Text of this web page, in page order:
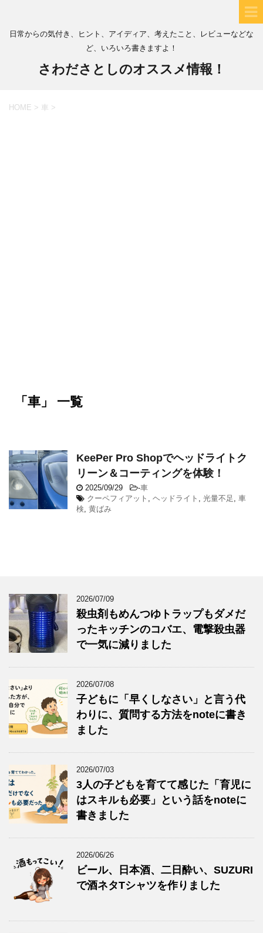
日常からの気付き、ヒント、アイディア、考えたこと、レビューなどな
ど、いろいろ書きますよ！
さわださとしのオススメ情報！
HOME > 車 >
「車」 一覧
KeePer Pro Shopでヘッドライトク
リーン＆コーティングを体験！
2025/09/29 -車
クーペフィアット , ヘッドライト , 光量不足 , 車
検, 黄ばみ
2026/07/09
殺虫剤もめんつゆトラップもダメだ
ったキッチンのコバエ、電撃殺虫器
で一気に減りました
2026/07/08
子どもに「早くしなさい」と言う代
わりに、質問する方法をnoteに書き
ました
2026/07/03
3人の子どもを育てて感じた「育児に
はスキルも必要」という話をnoteに
書きました
2026/06/26
ビール、日本酒、二日酔い、SUZURI
で酒ネタTシャツを作りました